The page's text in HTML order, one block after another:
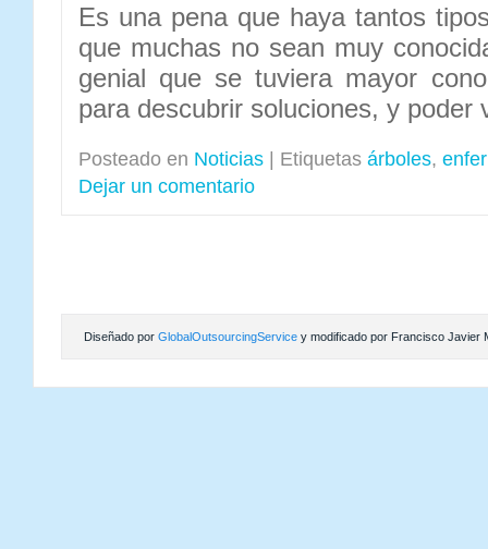
Es una pena que haya tantos
que muchas no sean muy
genial que se tuviera mayor
para descubrir soluciones, y poder
Posteado en Noticias | Etiquetas árboles,
Dejar un comentario
Diseñado por GlobalOutsourcingService y modificado por Francisco Javier